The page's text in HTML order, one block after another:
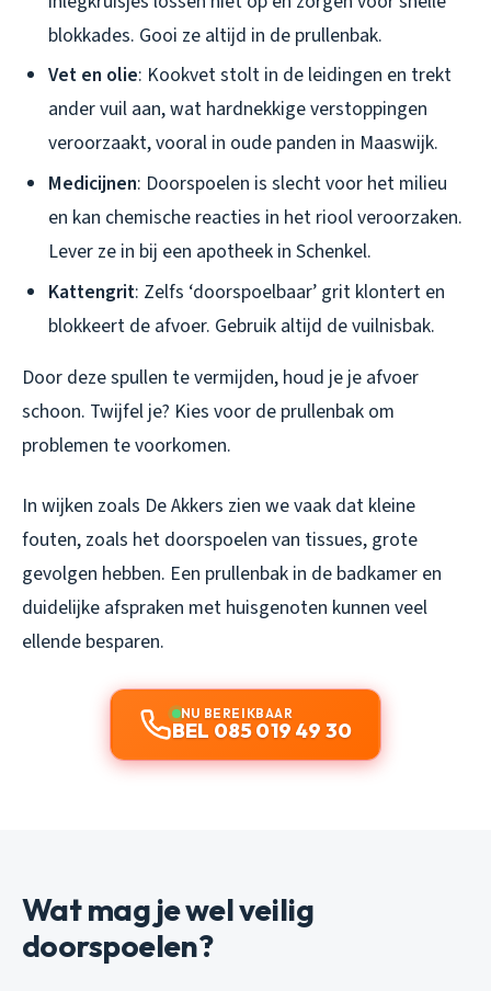
blokkades. Gooi ze altijd in de prullenbak.
Vet en olie: Kookvet stolt in de leidingen en trekt
ander vuil aan, wat hardnekkige verstoppingen
veroorzaakt, vooral in oude panden in Maaswijk.
Medicijnen: Doorspoelen is slecht voor het milieu
en kan chemische reacties in het riool veroorzaken.
Lever ze in bij een apotheek in Schenkel.
Kattengrit: Zelfs ‘doorspoelbaar’ grit klontert en
blokkeert de afvoer. Gebruik altijd de vuilnisbak.
Door deze spullen te vermijden, houd je je afvoer
schoon. Twijfel je? Kies voor de prullenbak om
problemen te voorkomen.
In wijken zoals De Akkers zien we vaak dat kleine
fouten, zoals het doorspoelen van tissues, grote
gevolgen hebben. Een prullenbak in de badkamer en
duidelijke afspraken met huisgenoten kunnen veel
ellende besparen.
NU BEREIKBAAR
BEL 085 019 49 30
Wat mag je wel veilig
doorspoelen?